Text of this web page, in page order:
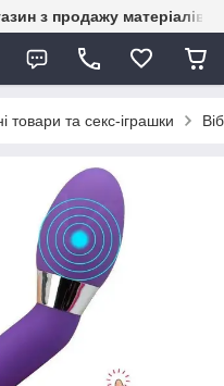
з продажу матеріалів
товари та секс-іграшки